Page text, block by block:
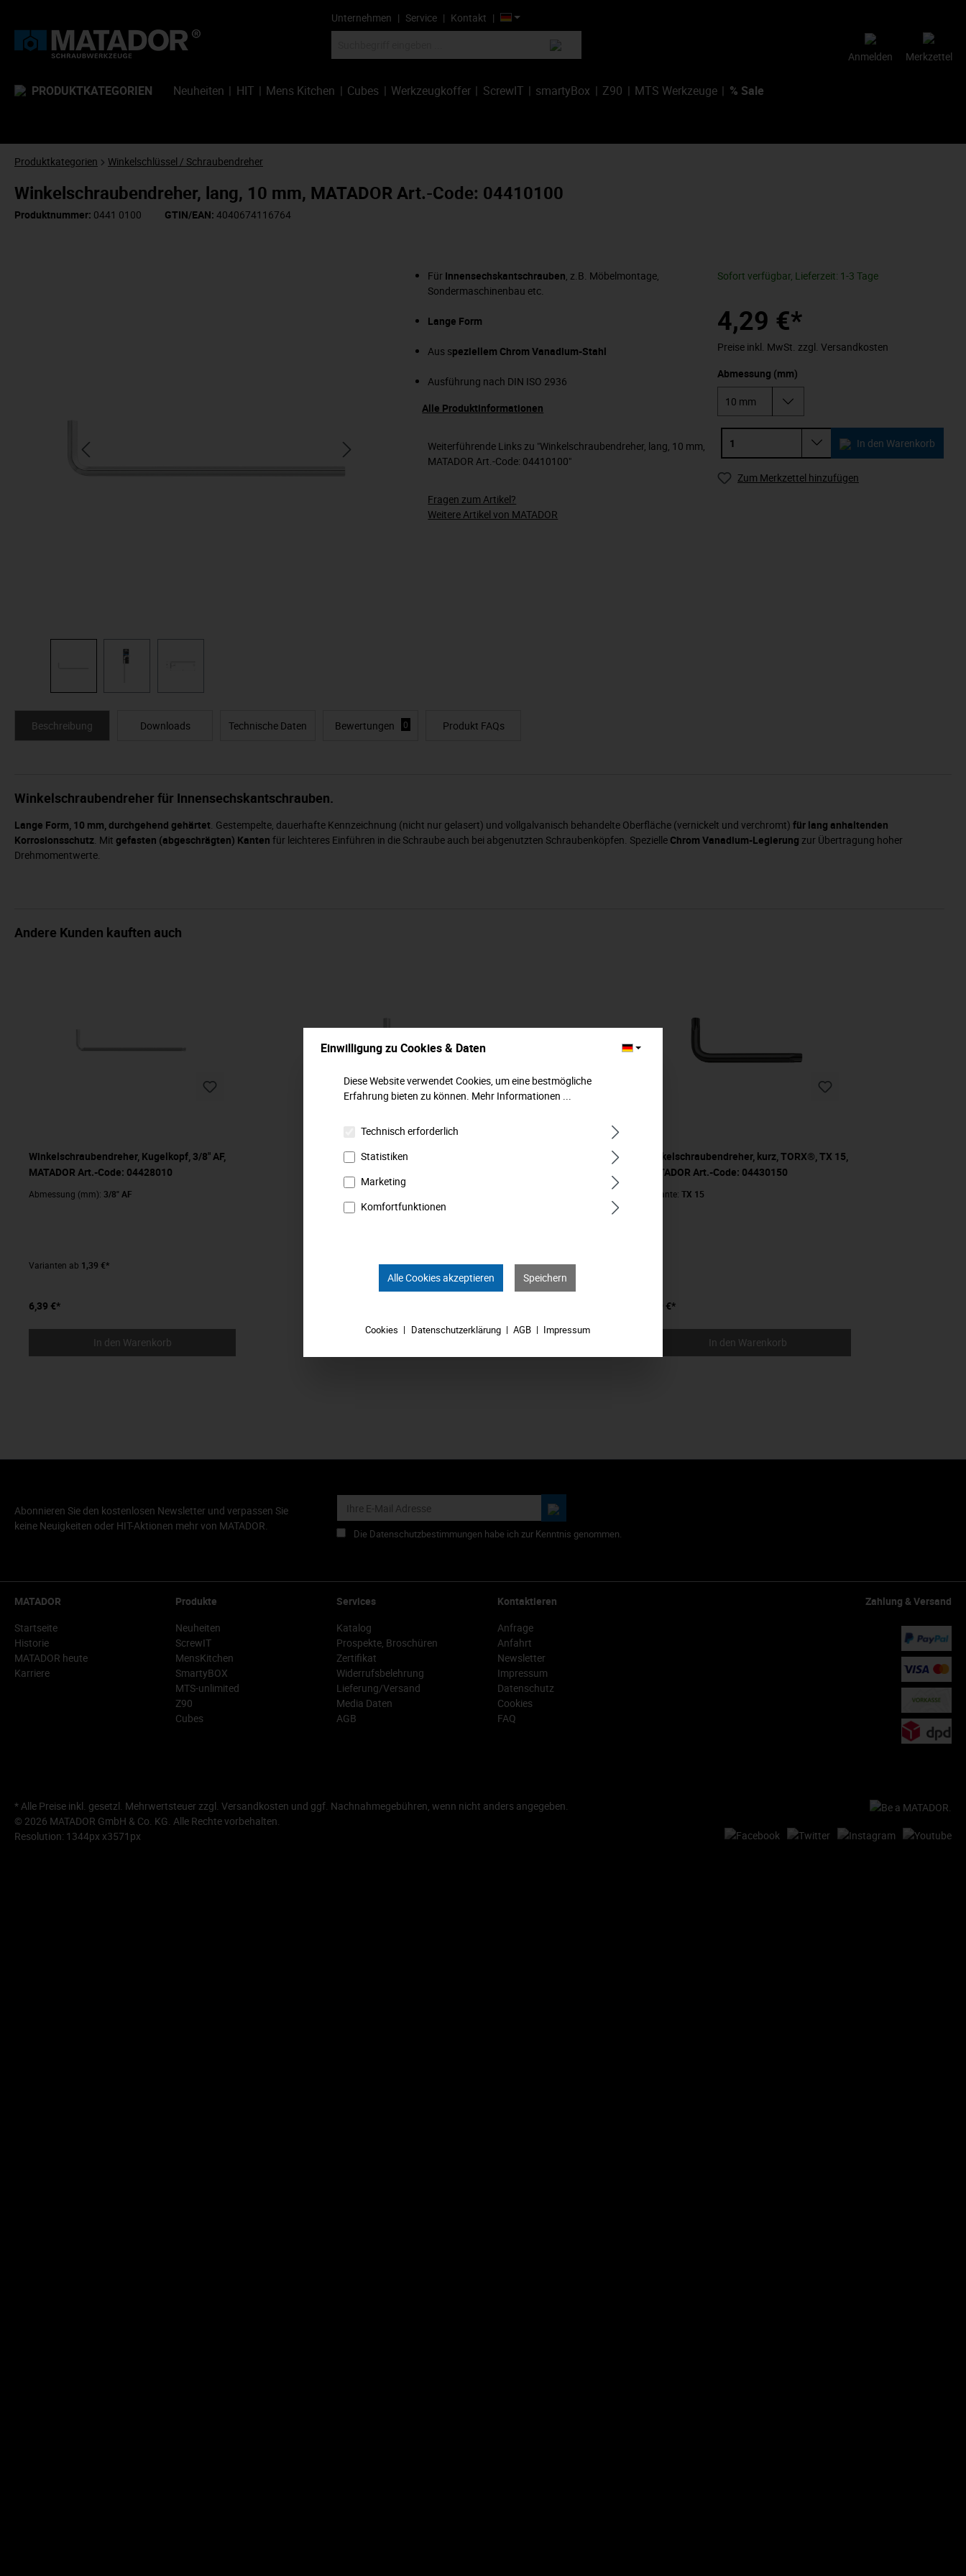
Unternehmen Service Kontakt
Merkzettel
Anmelden
PRODUKTKATEGORIEN Neuheiten HIT Mens Kitchen Cubes Werkzeugkoffer ScrewIT smartyBox Z90 MTS Werkzeuge % Sale
Produktkategorien Winkelschlüssel / Schraubendreher
Winkelschraubendreher, lang, 10 mm, MATADOR Art.-Code: 04410100
Produktnummer: 0441 0100 GTIN/EAN: 4040674116764
Für Innensechskantschrauben, z.B. Möbelmontage,
Sondermaschinenbau etc.
Lange Form
Aus speziellem Chrom Vanadium-Stahl
Ausführung nach DIN ISO 2936
Alle Produktinformationen
Weiterführende Links zu "Winkelschraubendreher, lang, 10 mm,
MATADOR Art.-Code: 04410100"
Fragen zum Artikel?
Weitere Artikel von MATADOR
Sofort verfügbar, Lieferzeit: 1-3 Tage
4,29 €*
Preise inkl. MwSt. zzgl. Versandkosten
Abmessung (mm)
In den Warenkorb
Zum Merkzettel hinzufügen
Beschreibung Downloads Technische Daten Bewertungen 0 Produkt FAQs
Winkelschraubendreher für Innensechskantschrauben.
Lange Form, 10 mm, durchgehend gehärtet. Gestempelte, dauerhafte Kennzeichnung (nicht nur gelasert) und vollgalvanisch behandelte Oberfläche (vernickelt und verchromt) für lang anhaltenden
Korrosionsschutz. Mit gefasten (abgeschrägten) Kanten für leichteres Einführen in die Schraube auch bei abgenutzten Schraubenköpfen. Spezielle Chrom Vanadium-Legierung zur Übertragung hoher
Drehmomentwerte.
Andere Kunden kauften auch
Winkelschraubendreher, Kugelkopf, 3/8" AF,
MATADOR Art.-Code: 04428010
Abmessung (mm): 3/8" AF
Varianten ab 1,39 €*
6,39 €*
In den Warenkorb
Winkelschraubendreher, kurz, 8 mm,
Varianten ab0,29 €*
Winkelschraubendreher, kurz, TORX®, TX 15,
MATADOR Art.-Code: 04430150
Variante: TX 15
3,19 €*
In den Warenkorb
Abonnieren Sie den kostenlosen Newsletter und verpassen Sie
keine Neuigkeiten oder HIT-Aktionen mehr von MATADOR.
Die Datenschutzbestimmungen habe ich zur Kenntnis genommen.
MATADOR
Startseite
Historie
MATADOR heute
Karriere
Produkte
Neuheiten
ScrewIT
MensKitchen
SmartyBOX
MTS-unlimited
Z90
Cubes
Services
Katalog
Prospekte, Broschüren
Zertifikat
Widerrufsbelehrung
Lieferung/Versand
Media Daten
AGB
Kontaktieren
Anfrage
Anfahrt
Newsletter
Impressum
Datenschutz
Cookies
FAQ
Zahlung & Versand
* Alle Preise inkl. gesetzl. Mehrwertsteuer zzgl. Versandkosten und ggf. Nachnahmegebühren, wenn nicht anders angegeben.
© 2026 MATADOR GmbH & Co. KG. Alle Rechte vorbehalten.
Resolution: 1344px x3571px
Einwilligung zu Cookies & Daten
Diese Website verwendet Cookies, um eine bestmögliche
Erfahrung bieten zu können. Mehr Informationen ...
Technisch erforderlich
Statistiken
Marketing
Komfortfunktionen
Alle Cookies akzeptieren Speichern
Cookies Datenschutzerklärung AGB Impressum